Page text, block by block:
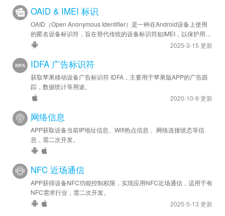
OAID & IMEI 标识
OAID（Open Anonymous Identifier）是一种在Android设备上使用
的匿名设备标识符，旨在替代传统的设备标识符如IMEI，以保护用户
隐私。
2025-3-15 更新
IDFA 广告标识符
获取苹果移动设备广告标识符 IDFA，主要用于苹果版APP的广告跟
踪，数据统计等用途。
2020-10-9 更新
网络信息
APP获取设备当前IP地址信息、Wifi热点信息 、网络连接状态等信
息，需二次开发。
NFC 近场通信
APP获得设备NFC功能控制权限，实现应用NFC近场通信，适用于有
NFC需求行业，需二次开发。
2025-5-13 更新